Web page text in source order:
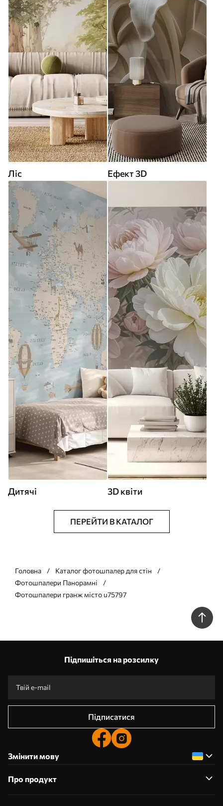
Ліс Ефект 3D
Дитячі 3D квіти
ПЕРЕЙТИ В КАТАЛОГ
Головна
Каталог фотошпалер для стін
Фотошпалери Панорамні
Фотошпалери гранж місто u75797
Підпишіться на розсилку
Підписатися
Змінити мову
Про продукт